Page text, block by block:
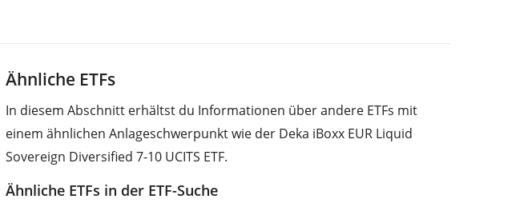
Ähnliche ETFs
In diesem Abschnitt erhältst du Informationen über andere ETFs mit
einem ähnlichen Anlageschwerpunkt wie der Deka iBoxx EUR Liquid
Sovereign Diversified 7-10 UCITS ETF.
Ähnliche ETFs in der ETF-Suche